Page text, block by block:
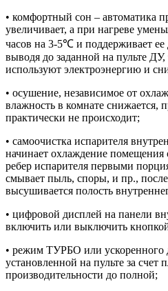
• комфортный сон – автоматика
увеличивает, а при нагреве
часов на 3-5℃ и поддерживает ее
выводя до заданной на пульте ДУ,
используют электроэнергию и
• осушение, независимое от
влажность в комнате снижается,
практически не происходит;
• самоочистка испарителя
начинает охлаждение
ребер испарителя первыми
смывает пыль, споры, и пр.,
высушивается полость
• цифровой дисплей на панели
включить или выключить
• режим ТУРБО или ускоренного
установленной на пульте за
производительности до полной;